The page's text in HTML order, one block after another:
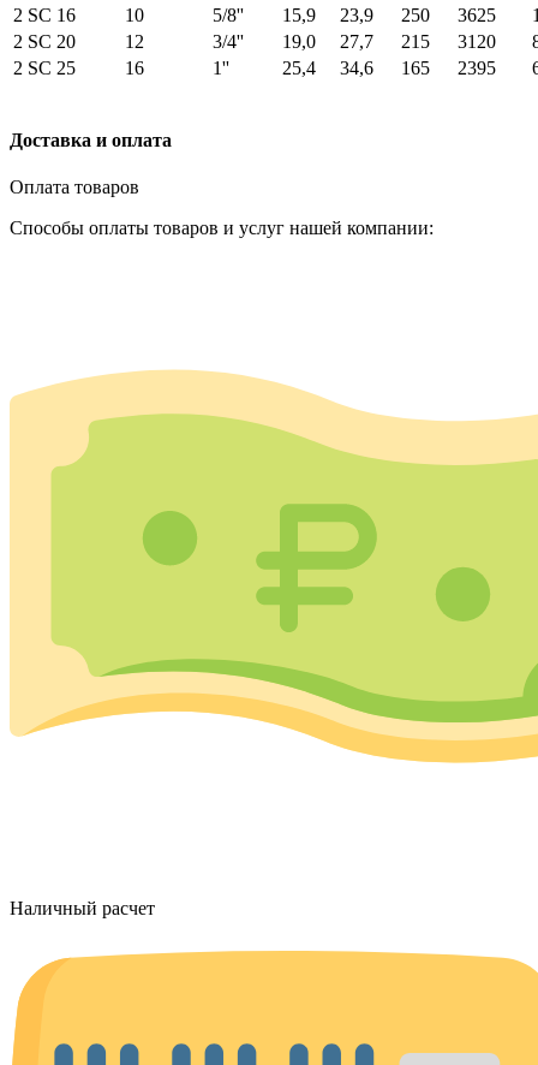
2 SС 16
10 5/8'' 15,9 23,9 250 3625
2 SС 20
12 3/4'' 19,0 27,7 215 3120
2 SС 25
16 1'' 25,4 34,6 165 2395
Доставка и оплата
Оплата товаров
Способы оплаты товаров и услуг нашей компании:
Наличный расчет